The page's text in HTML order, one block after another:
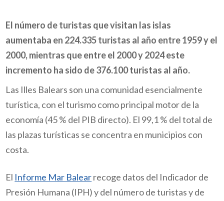
El número de turistas que visitan las islas
aumentaba en 224.335 turistas al año entre 1959 y el
2000, mientras que entre el 2000 y 2024 este
incremento ha sido de 376.100 turistas al año.
Las Illes Balears son una comunidad esencialmente
turística, con el turismo como principal motor de la
economía (45 % del PIB directo). El 99,1 % del total de
las plazas turísticas se concentra en municipios con
costa.
El Informe Mar Balearrecoge datos del Indicador de
Presión Humana (IPH) y del número de turistas y de